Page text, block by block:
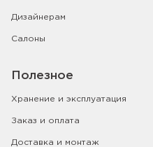
Дизайнерам
Салоны
Полезное
Хранение и эксплуатация
Заказ и оплата
Доставка и монтаж